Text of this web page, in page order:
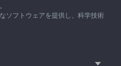
ソフトウェアを提供し、科学技術